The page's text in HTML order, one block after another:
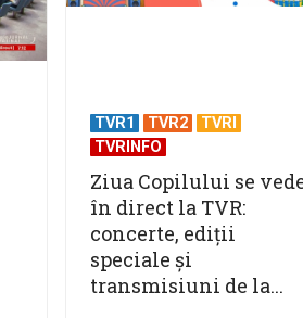
TVR1 TVR2
TVRI
TVRINFO
Ziua Copilului se
în direct la TVR:
concerte, ediţii
speciale şi
transmisiuni de la...